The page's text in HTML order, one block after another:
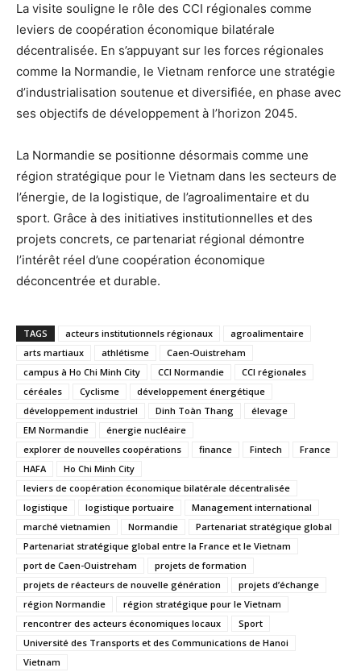
La visite souligne le rôle des CCI régionales comme
leviers de coopération économique bilatérale
décentralisée. En s’appuyant sur les forces régionales
comme la Normandie, le Vietnam renforce une stratégie
d’industrialisation soutenue et diversifiée, en phase avec
ses objectifs de développement à l’horizon 2045.
La Normandie se positionne désormais comme une
région stratégique pour le Vietnam dans les secteurs de
l’énergie, de la logistique, de l’agroalimentaire et du
sport. Grâce à des initiatives institutionnelles et des
projets concrets, ce partenariat régional démontre
l’intérêt réel d’une coopération économique
déconcentrée et durable.
TAGS acteurs institutionnels régionaux
agroalimentaire
arts martiaux
athlétisme
Caen-Ouistreham
campus à Ho Chi Minh City
CCI Normandie
CCI régionales
céréales
Cyclisme
développement énergétique
développement industriel
Dinh Toàn Thang
élevage
EM Normandie
énergie nucléaire
explorer de nouvelles coopérations
finance Fintech
France
HAFA
Ho Chi Minh City
leviers de coopération économique bilatérale décentralisée
logistique
logistique portuaire
Management international
marché vietnamien
Normandie
Partenariat stratégique global
Partenariat stratégique global entre la France et le Vietnam
port de Caen-Ouistreham
projets de formation
projets de réacteurs de nouvelle génération
projets d’échange
région Normandie
région stratégique pour le Vietnam
rencontrer des acteurs économiques locaux
Sport
Université des Transports et des Communications de Hanoi
Vietnam